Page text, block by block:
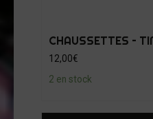
CHAUSSETTES –
12,00€
2 en stock